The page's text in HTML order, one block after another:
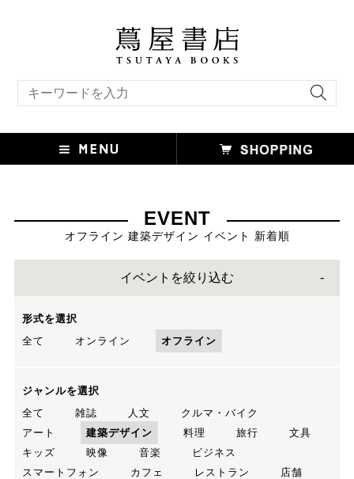
EVENT
オフライン 建築デザイン イベント 新着順
イベントを絞り込む
形式を選択
全て
オンライン オフライン
ジャンルを選択
全て
雑誌 人文
クルマ・バイク
アート
建築デザイン 料理 旅行
文具
キッズ
映像 音楽
ビジネス
スマートフォン
カフェ レストラン
店舗